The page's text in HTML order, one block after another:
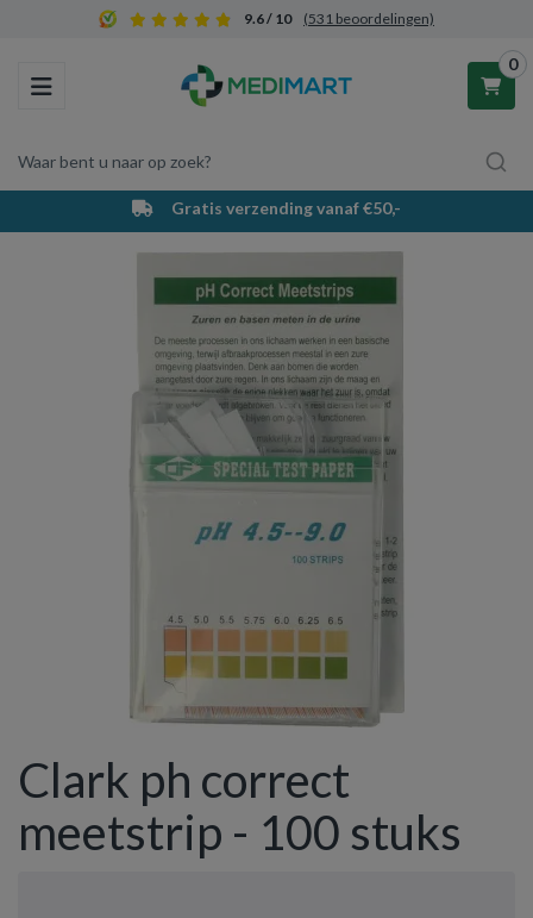
9.6 / 10 (531 beoordelingen)
Toggle navigation
Waar bent u naar op zoek?
0
Winkelwagen
Uw winkelwagen is leeg.
Vul hem met producten.
Gratis verzending vanaf €50,-
Clark ph correct
meetstrip - 100 stuks